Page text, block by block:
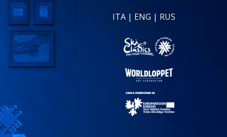
ITA | ENG | RUS